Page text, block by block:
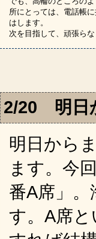
所にとっては、電話帳
はします。
次を目指して、頑張ら
2/20 明日
明日から
ます。今
番A席」
す。A席